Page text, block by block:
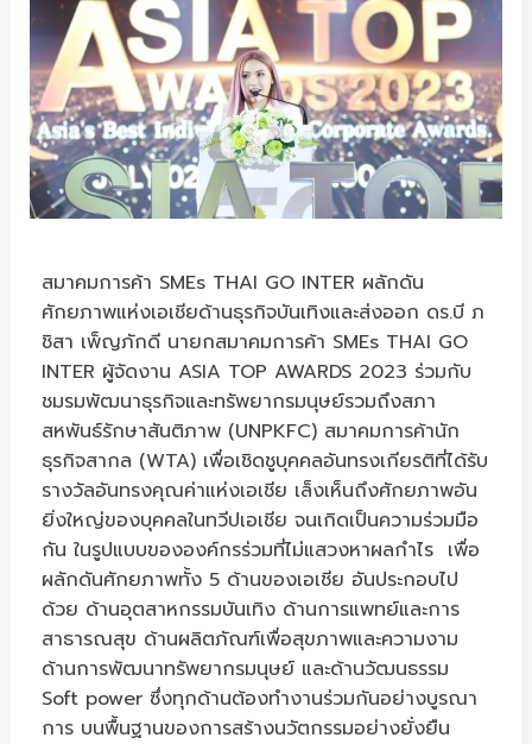
สมาคมการค้า SMEs THAI GO INTER ผลักดัน
ศักยภาพแห่งเอเชียด้านธุรกิจบันเทิงและส่งออก ดร.บี ภ
ชิสา เพ็ญภักดี นายกสมาคมการค้า SMEs THAI GO
INTER ผู้จัดงาน ASIA TOP AWARDS 2023 ร่วมกับ
ชมรมพัฒนาธุรกิจและทรัพยากรมนุษย์รวมถึงสภา
สหพันธ์รักษาสันติภาพ (UNPKFC) สมาคมการค้านัก
ธุรกิจสากล (WTA) เพื่อเชิดชูบุคคลอันทรงเกียรติที่ได้รับ
รางวัลอันทรงคุณค่าแห่งเอเชีย เล็งเห็นถึงศักยภาพอัน
ยิ่งใหญ่ของบุคคลในทวีปเอเชีย จนเกิดเป็นความร่วมมือ
กัน ในรูปแบบขององค์กรร่วมที่ไม่แสวงหาผลกำไร เพื่อ
ผลักดันศักยภาพทั้ง 5 ด้านของเอเชีย อันประกอบไป
ด้วย ด้านอุตสาหกรรมบันเทิง ด้านการแพทย์และการ
สาธารณสุข ด้านผลิตภัณฑ์เพื่อสุขภาพและความงาม
ด้านการพัฒนาทรัพยากรมนุษย์ และด้านวัฒนธรรม
Soft power ซึ่งทุกด้านต้องทำงานร่วมกันอย่างบูรณา
การ บนพื้นฐานของการสร้างนวัตกรรมอย่างยั่งยืน